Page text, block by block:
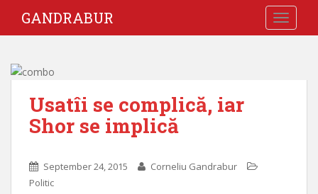
GANDRABUR
Usatîi se complică, iar
Shor se implică
September 24, 2015
Corneliu Gandrabur
Politic